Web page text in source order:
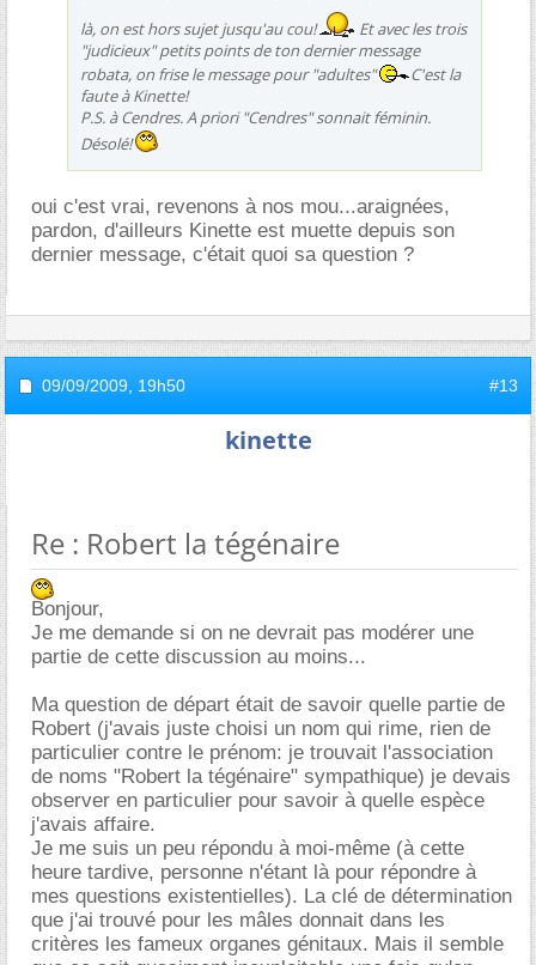
là, on est hors sujet jusqu'au cou!
Et avec les trois
"judicieux" petits points de ton dernier message
robata, on frise le message pour "adultes"
C'est la
faute à Kinette!
P.S. à Cendres. A priori "Cendres" sonnait féminin.
Désolé!
oui c'est vrai, revenons à nos mou...araignées,
pardon, d'ailleurs Kinette est muette depuis son
dernier message, c'était quoi sa question ?
09/09/2009, 19h50 #13
kinette
Re : Robert la tégénaire
Bonjour,
Je me demande si on ne devrait pas modérer une
partie de cette discussion au moins...
Ma question de départ était de savoir quelle partie de
Robert (j'avais juste choisi un nom qui rime, rien de
particulier contre le prénom: je trouvait l'association
de noms "Robert la tégénaire" sympathique) je devais
observer en particulier pour savoir à quelle espèce
j'avais affaire.
Je me suis un peu répondu à moi-même (à cette
heure tardive, personne n'étant là pour répondre à
mes questions existentielles). La clé de détermination
que j'ai trouvé pour les mâles donnait dans les
critères les fameux organes génitaux. Mais il semble